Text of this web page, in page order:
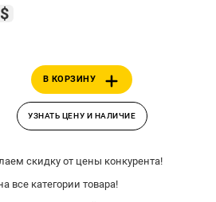
В КОРЗИНУ
УЗНАТЬ ЦЕНУ И НАЛИЧИЕ
скидку от цены конкурента!
все категории товара!